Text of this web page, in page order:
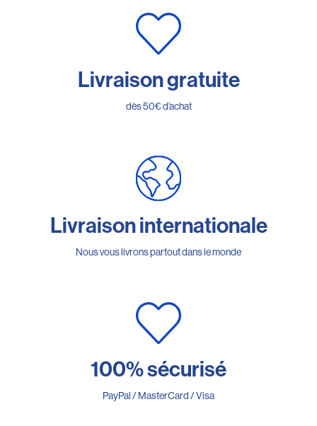
Livraison gratuite
dès 50€ d’achat
Livraison internationale
Nous vous livrons partout dans le monde
100% sécurisé
PayPal / MasterCard / Visa